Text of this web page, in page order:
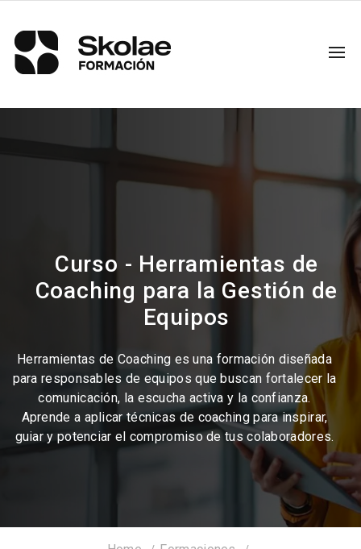
Curso - Herramientas de
Coaching para la Gestión de
Equipos
Herramientas de Coaching es una formación diseñada
para responsables de equipos que buscan fortalecer la
comunicación, la escucha activa y la confianza.
Aprende a aplicar técnicas de coaching para inspirar,
guiar y potenciar el compromiso de tus colaboradores.